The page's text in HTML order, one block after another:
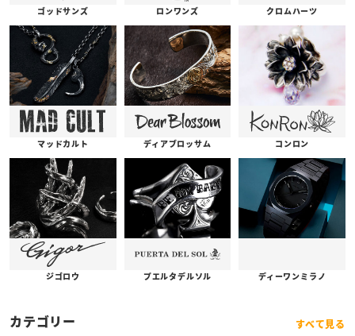
ゴッドサンズ ロンワンズ クロムハーツ
マッドカルト ディアブロッサム コンロン
ジゴロウ プエルタデルソル ディーワンミラノ
カテゴリー すべて見る